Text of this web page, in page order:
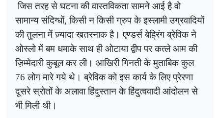
जिस तरह से घटना की वास्तविकता सामने आई है वो
सामान्य संदिग्धों, किसी न किसी ग्रुप के इस्लामी उग्रवादियों
की तुलना में ज़्यादा खतरनाक है। एण्डर्स बेह्रिंग ब्रेविक ने
ओस्लो में बम धमाके साथ ही ओटाया द्वीप पर कत्ले आम की
ज़िम्मेदारी कुबूल कर ली। आखिरी गिनती के मुताबिक कुल
76 लोग मारे गये थे। ब्रेविक को इस कार्य के लिए प्रेरणा
दूसरे स्रोतों के अलावा हिंदुस्तान के हिंदुत्ववादी आंदोलन से
भी मिली थी।